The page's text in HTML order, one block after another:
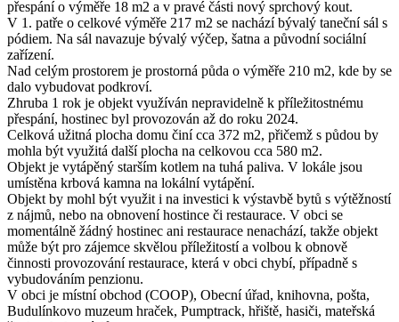
přespání o výměře 18 m2 a v pravé části nový sprchový kout.
V 1. patře o celkové výměře 217 m2 se nachází bývalý taneční sál s
pódiem. Na sál navazuje bývalý výčep, šatna a původní sociální
zařízení.
Nad celým prostorem je prostorná půda o výměře 210 m2, kde by se
dalo vybudovat podkroví.
Zhruba 1 rok je objekt využíván nepravidelně k příležitostnému
přespání, hostinec byl provozován až do roku 2024.
Celková užitná plocha domu činí cca 372 m2, přičemž s půdou by
mohla být využitá další plocha na celkovou cca 580 m2.
Objekt je vytápěný starším kotlem na tuhá paliva. V lokále jsou
umístěna krbová kamna na lokální vytápění.
Objekt by mohl být využit i na investici k výstavbě bytů s výtěžností
z nájmů, nebo na obnovení hostince či restaurace. V obci se
momentálně žádný hostinec ani restaurace nenachází, takže objekt
může být pro zájemce skvělou příležitostí a volbou k obnově
činnosti provozování restaurace, která v obci chybí, případně s
vybudováním penzionu.
V obci je místní obchod (COOP), Obecní úřad, knihovna, pošta,
Budulínkovo muzeum hraček, Pumptrack, hřiště, hasiči, mateřská